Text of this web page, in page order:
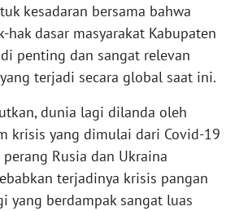
kesadaran bersama bahwa
hak dasar masyarakat Kabupaten
penting dan sangat relevan
terjadi secara global saat ini.
dunia lagi dilanda oleh
krisis yang dimulai dari Covid-19
Rusia dan Ukraina
terjadinya krisis pangan
yang berdampak sangat luas